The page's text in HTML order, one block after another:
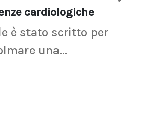
cardiologiche
è stato scritto per
una...